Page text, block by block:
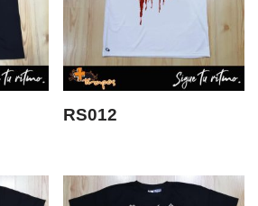
RS012